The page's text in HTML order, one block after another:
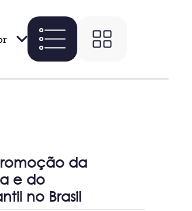
da
e do
no Brasil